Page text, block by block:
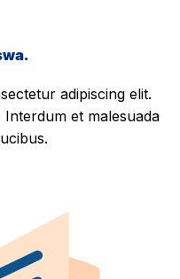
adipiscing elit.
et malesuada